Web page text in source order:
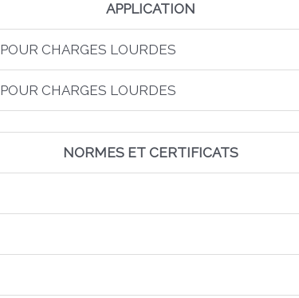
APPLICATION
POUR CHARGES LOURDES
POUR CHARGES LOURDES
NORMES ET CERTIFICATS